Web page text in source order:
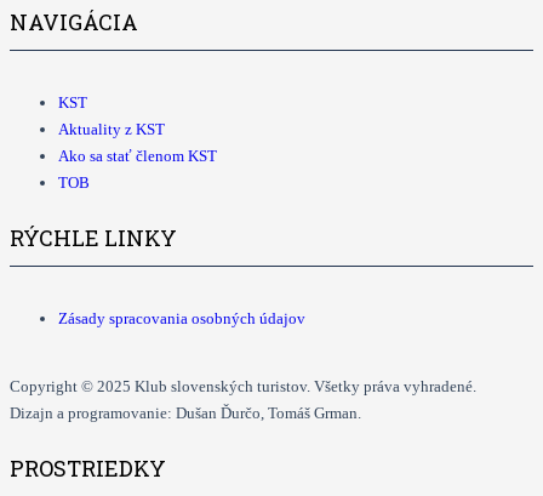
NAVIGÁCIA
KST
Aktuality z KST
Ako sa stať členom KST
TOB
RÝCHLE LINKY
Zásady spracovania osobných údajov
Copyright © 2025 Klub slovenských turistov. Všetky práva vyhradené.
Dizajn a programovanie: Dušan Ďurčo, Tomáš Grman.
PROSTRIEDKY